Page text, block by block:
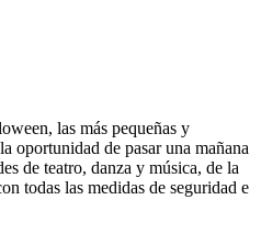
las más pequeñas y
oportunidad de pasar una mañana
de teatro, danza y música, de la
todas las medidas de seguridad e